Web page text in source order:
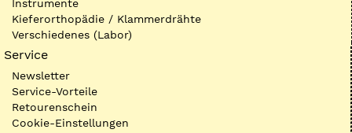
Instrumente
Kieferorthopädie / Klammerdrähte
Verschiedenes (Labor)
Service
Newsletter
Service-Vorteile
Retourenschein
Cookie-Einstellungen